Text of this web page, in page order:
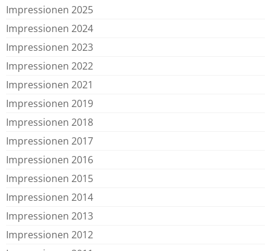
Impressionen 2025
Impressionen 2024
Impressionen 2023
Impressionen 2022
Impressionen 2021
Impressionen 2019
Impressionen 2018
Impressionen 2017
Impressionen 2016
Impressionen 2015
Impressionen 2014
Impressionen 2013
Impressionen 2012